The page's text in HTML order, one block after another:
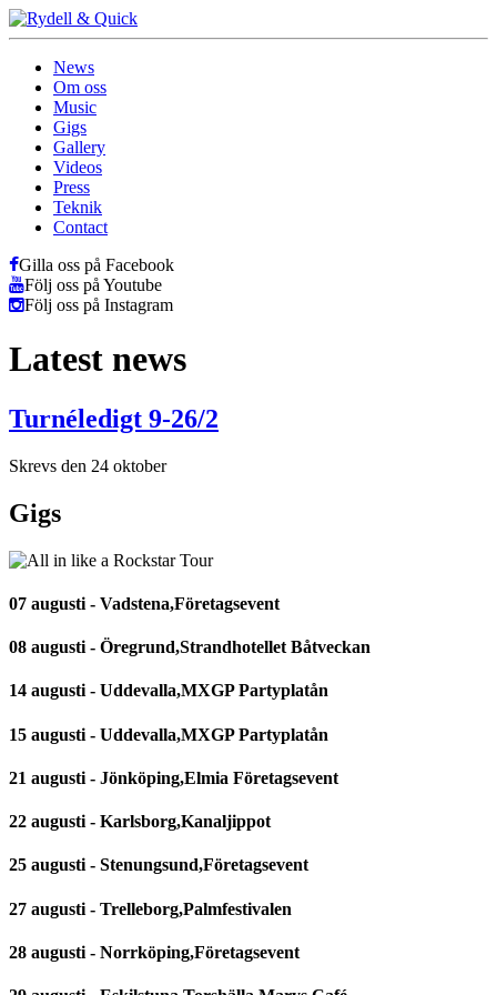
News
Om oss
Music
Gigs
Gallery
Videos
Press
Teknik
Contact
Gilla oss på Facebook
Följ oss på Youtube
Följ oss på Instagram
Latest news
Turnéledigt 9-26/2
Skrevs den 24 oktober
Gigs
07 augusti - Vadstena,Företagsevent
08 augusti - Öregrund,Strandhotellet Båtveckan
14 augusti - Uddevalla,MXGP Partyplatån
15 augusti - Uddevalla,MXGP Partyplatån
21 augusti - Jönköping,Elmia Företagsevent
22 augusti - Karlsborg,Kanaljippot
25 augusti - Stenungsund,Företagsevent
27 augusti - Trelleborg,Palmfestivalen
28 augusti - Norrköping,Företagsevent